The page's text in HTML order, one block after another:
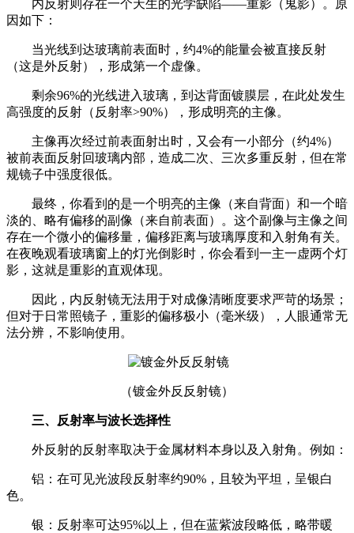
内反射则存在一个天生的光学缺陷——重影（鬼影）。原
因如下：
当光线到达玻璃前表面时，约4%的能量会被直接反射
（这是外反射），形成第一个虚像。
剩余96%的光线进入玻璃，到达背面镀膜层，在此处发生
高强度的反射（反射率>90%），形成明亮的主像。
主像再次经过前表面射出时，又会有一小部分（约4%）
被前表面反射回玻璃内部，造成二次、三次多重反射，但在常
规镜子中强度很低。
最终，你看到的是一个明亮的主像（来自背面）和一个暗
淡的、略有偏移的副像（来自前表面）。这个副像与主像之间
存在一个微小的偏移量，偏移距离与玻璃厚度和入射角有关。
在夜晚观看玻璃窗上的灯光倒影时，你会看到一主一虚两个灯
影，这就是重影的直观体现。
因此，内反射镜无法用于对成像清晰度要求严苛的场景；
但对于日常照镜子，重影的偏移极小（毫米级），人眼通常无
法分辨，不影响使用。
（镀金外反反射镜）
三、反射率与波长选择性
外反射的反射率取决于金属材料本身以及入射角。例如：
铝：在可见光波段反射率约90%，且较为平坦，呈银白
色。
银：反射率可达95%以上，但在蓝紫波段略低，略带暖